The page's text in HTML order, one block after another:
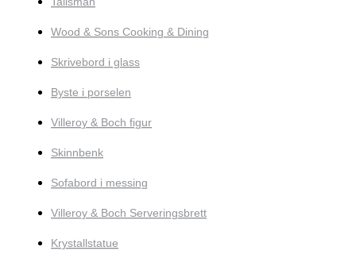
Wood & Sons Cooking & Dining
Skrivebord i glass
Byste i porselen
Villeroy & Boch figur
Skinnbenk
Sofabord i messing
Villeroy & Boch Serveringsbrett
Krystallstatue